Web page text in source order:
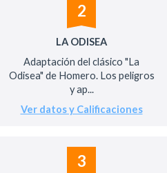
2
LA ODISEA
Adaptación del clásico "La
Odisea" de Homero. Los peligros
y ap...
Ver datos y Calificaciones
3